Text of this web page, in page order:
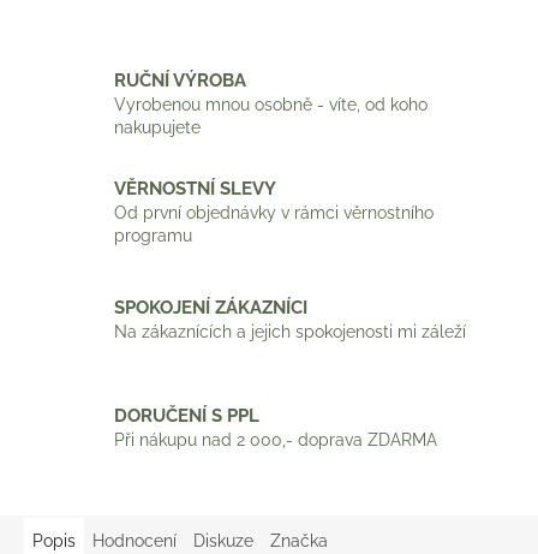
RUČNÍ VÝROBA
Vyrobenou mnou osobně - víte, od koho
nakupujete
VĚRNOSTNÍ SLEVY
Od první objednávky v rámci věrnostního
programu
SPOKOJENÍ ZÁKAZNÍCI
Na zákaznících a jejich spokojenosti mi záleží
DORUČENÍ S PPL
Při nákupu nad 2 000,- doprava ZDARMA
Popis Hodnocení Diskuze Značka